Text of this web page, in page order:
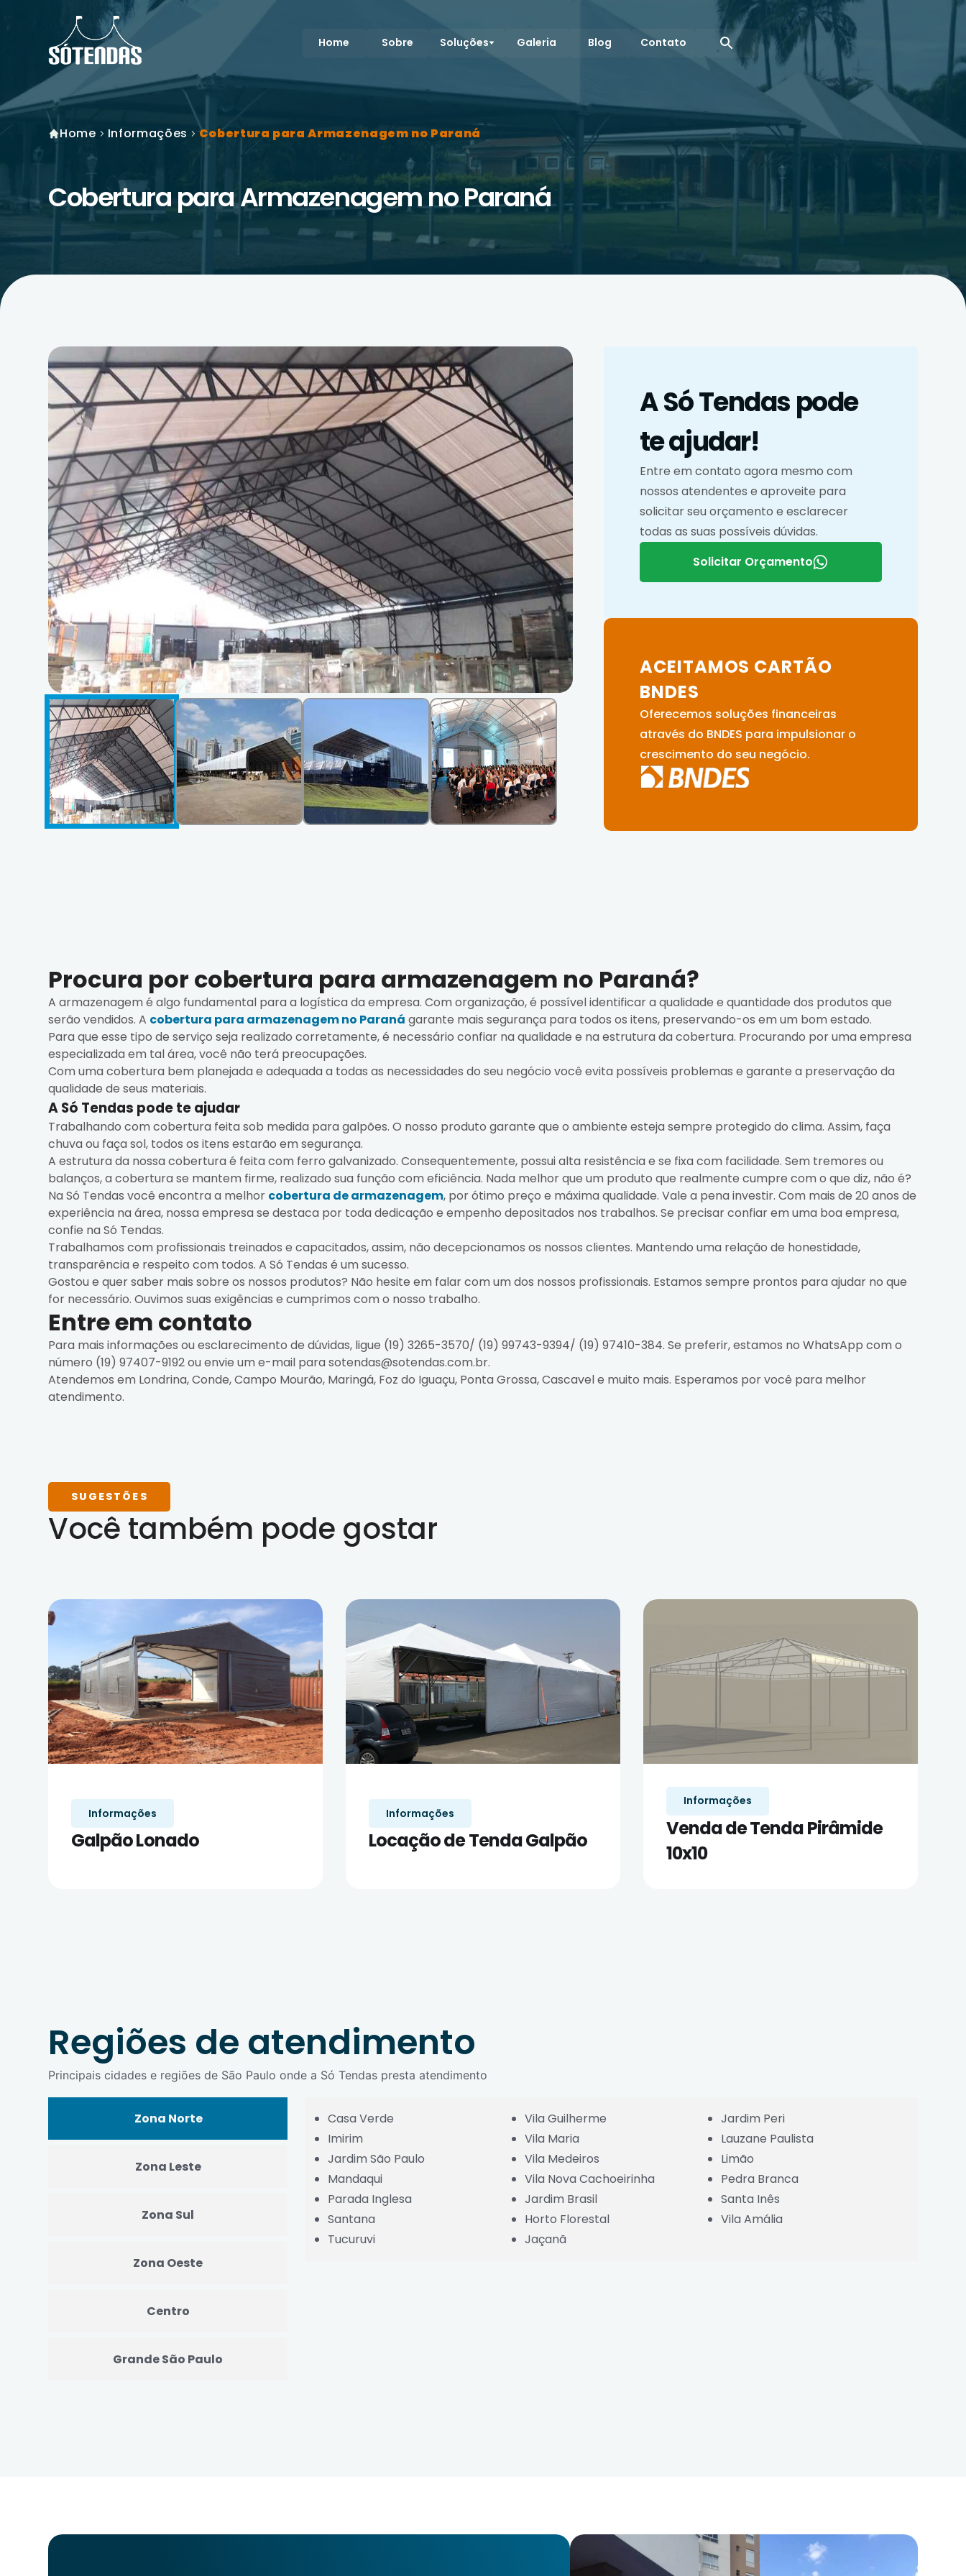
Home Sobre Soluções Galeria Blog Contato
Home Informações Cobertura para Armazenagem no Paraná
Cobertura para Armazenagem no Paraná
A Só Tendas pode
te ajudar!
Entre em contato agora mesmo com
nossos atendentes e aproveite para
solicitar seu orçamento e esclarecer
todas as suas possíveis dúvidas.
Solicitar Orçamento
ACEITAMOS CARTÃO
BNDES
Oferecemos soluções financeiras
através do BNDES para impulsionar o
crescimento do seu negócio.
Procura por cobertura para armazenagem no Paraná?
A armazenagem é algo fundamental para a logística da empresa. Com organização, é possível identificar a qualidade e quantidade dos produtos que
serão vendidos. A cobertura para armazenagem no Paraná garante mais segurança para todos os itens, preservando-os em um bom estado.
Para que esse tipo de serviço seja realizado corretamente, é necessário confiar na qualidade e na estrutura da cobertura. Procurando por uma empresa
especializada em tal área, você não terá preocupações.
Com uma cobertura bem planejada e adequada a todas as necessidades do seu negócio você evita possíveis problemas e garante a preservação da
qualidade de seus materiais.
A Só Tendas pode te ajudar
Trabalhando com cobertura feita sob medida para galpões. O nosso produto garante que o ambiente esteja sempre protegido do clima. Assim, faça
chuva ou faça sol, todos os itens estarão em segurança.
A estrutura da nossa cobertura é feita com ferro galvanizado. Consequentemente, possui alta resistência e se fixa com facilidade. Sem tremores ou
balanços, a cobertura se mantem firme, realizado sua função com eficiência. Nada melhor que um produto que realmente cumpre com o que diz, não é?
Na Só Tendas você encontra a melhor cobertura de armazenagem, por ótimo preço e máxima qualidade. Vale a pena investir. Com mais de 20 anos de
experiência na área, nossa empresa se destaca por toda dedicação e empenho depositados nos trabalhos. Se precisar confiar em uma boa empresa,
confie na Só Tendas.
Trabalhamos com profissionais treinados e capacitados, assim, não decepcionamos os nossos clientes. Mantendo uma relação de honestidade,
transparência e respeito com todos. A Só Tendas é um sucesso.
Gostou e quer saber mais sobre os nossos produtos? Não hesite em falar com um dos nossos profissionais. Estamos sempre prontos para ajudar no que
for necessário. Ouvimos suas exigências e cumprimos com o nosso trabalho.
Entre em contato
Para mais informações ou esclarecimento de dúvidas, ligue (19) 3265-3570/ (19) 99743-9394/ (19) 97410-384. Se preferir, estamos no WhatsApp com o
número (19) 97407-9192 ou envie um e-mail para sotendas@sotendas.com.br.
Atendemos em Londrina, Conde, Campo Mourão, Maringá, Foz do Iguaçu, Ponta Grossa, Cascavel e muito mais. Esperamos por você para melhor
atendimento.
SUGESTÕES
Você também pode gostar
Informações
Galpão Lonado
Informações
Locação de Tenda Galpão
Informações
Venda de Tenda Pirâmide
10x10
Regiões de atendimento
Principais cidades e regiões de São Paulo onde a Só Tendas presta atendimento
Zona Norte
Zona Leste
Zona Sul
Zona Oeste
Centro
Grande São Paulo
Casa Verde Vila Guilherme
Jardim Peri
Imirim
Vila Maria
Lauzane Paulista
Jardim São Paulo
Vila Medeiros
Limão
Mandaqui
Vila Nova Cachoeirinha
Pedra Branca
Parada Inglesa
Jardim Brasil
Santa Inês
Santana
Horto Florestal
Vila Amália
Tucuruvi
Jaçanã